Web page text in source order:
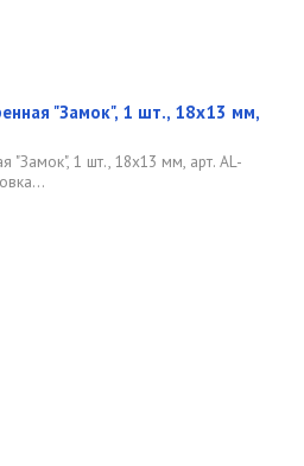
"Замок", 1 шт., 18х13 мм,
"Замок", 1 шт., 18х13 мм, арт. AL-